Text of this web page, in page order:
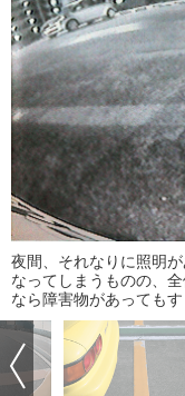
夜間、それなりに照明
なってしまうものの、
なら障害物があっても